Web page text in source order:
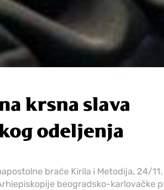
krsna slava
odeljenja
braće Kirila i Metodija, 24/
beogradsko-karlovačke